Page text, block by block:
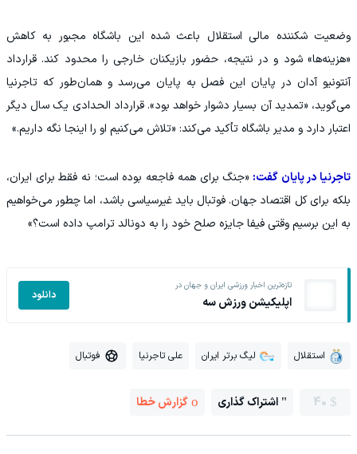
وضعیت شکننده مالی استقلال باعث شده این باشگاه مجبور به کاهش
«هزینه‌ها» شود و در نتیجه، حضور بازیکنان خارجی را محدود کند. قرارداد
آنتونیو آدان در پایان این فصل به پایان می‌رسد و همان‌طور که تاجرنیا
می‌گوید، «تمدید آن بسیار دشوار خواهد بود». قرارداد الحدادی یک سال دیگر
اعتبار دارد و مدیر باشگاه تأکید می‌کند: «تلاش می‌کنیم او را اینجا نگه داریم.»
تاجرنیا در پایان گفت: «جنگ برای همه فاجعه بوده است؛ نه فقط برای ایران،
بلکه برای کل اقتصاد جهان. فوتبال باید غیرسیاسی باشد، اما چطور می‌خواهیم
به این برسیم وقتی فیفا جایزه صلح خود را به دونالد ترامپ داده است؟»
تازه‌ترین اخبار ورزشی ایران و جهان در
اپلیکیشن ورزش سه دانلود
استقلال لیگ برتر ایران علی تاجرنیا فوتبال
40 اشتراک گذاری گزارش خطا